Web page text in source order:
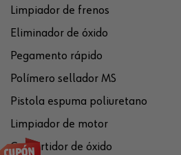
Limpiador de frenos
Eliminador de óxido
Pegamento rápido
Polímero sellador MS
Pistola espuma poliuretano
Limpiador de motor
Convertidor de óxido